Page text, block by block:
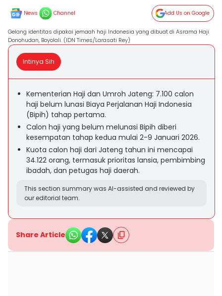
News Channel Add Us on Google
Gelang identitas dipakai jemaah haji Indonesia yang dibuat di Asrama Haji
Donohudan, Boyolali. (IDN Times/Larasati Rey)
Intinya Sih
Kementerian Haji dan Umroh Jateng: 7.100 calon
haji belum lunasi Biaya Perjalanan Haji Indonesia
(Bipih) tahap pertama.
Calon haji yang belum melunasi Bipih diberi
kesempatan tahap kedua mulai 2-9 Januari 2026.
Kuota calon haji dari Jateng tahun ini mencapai
34.122 orang, termasuk prioritas lansia, pembimbing
ibadah, dan petugas haji daerah.
This section summary was AI-assisted and reviewed by
our editorial team.
Share Article